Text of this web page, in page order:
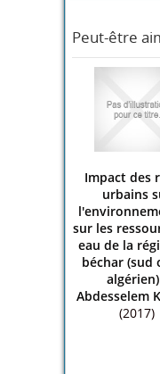
Peut-être
Impact des
urbains
sur les
eau de la
béchar (sud
algérien)
Abdesselem
(2017)